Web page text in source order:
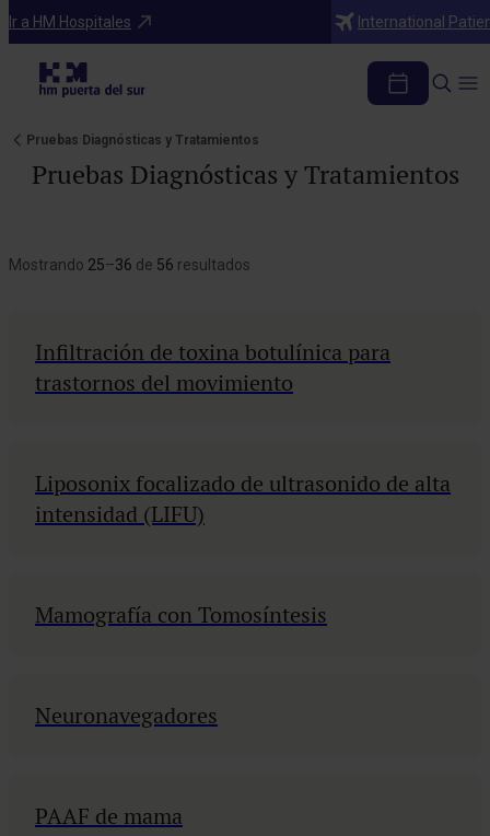
Ir a HM Hospitales International
Pruebas Diagnósticas y Tratamientos
Pruebas Diagnósticas y Tratamientos
Mostrando 25–36 de 56 resultados
Infiltración de toxina botulínica para
trastornos del movimiento
Liposonix focalizado de ultrasonido de alta
intensidad (LIFU)
Mamografía con Tomosíntesis
Neuronavegadores
PAAF de mama